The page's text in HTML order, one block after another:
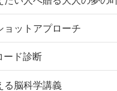
ョットアプローチ
ード診断
る脳科学講義